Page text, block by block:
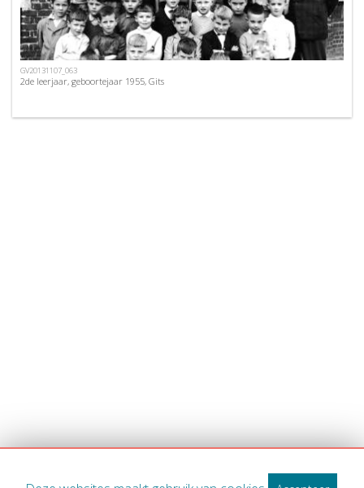
GV20131107_063
2de leerjaar, geboortejaar 1955, Gits